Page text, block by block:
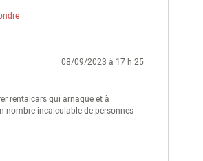
08/09/2023 à 17 h 25
rentalcars qui arnaque et à
nombre incalculable de personnes